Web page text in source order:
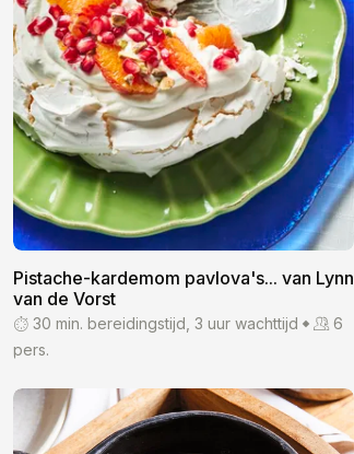
Pistache-kardemom pavlova's... van Lynn
van de Vorst
30 min. bereidingstijd, 3 uur wachttijd
6
pers.